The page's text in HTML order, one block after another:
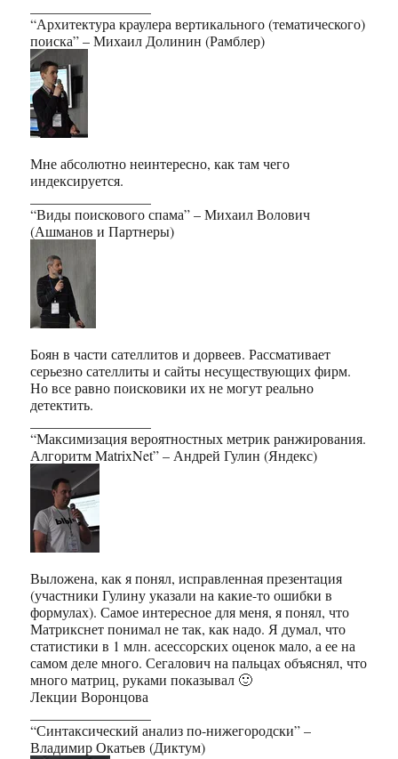
“Архитектура краулера вертикального (тематического)
поиска” – Михаил Долинин (Рамблер)
Мне абсолютно неинтересно, как там чего
индексируется.
“Виды поискового спама” – Михаил Волович
(Ашманов и Партнеры)
Боян в части сателлитов и дорвеев. Рассмативает
серьезно сателлиты и сайты несуществующих фирм.
Но все равно поисковики их не могут реально
детектить.
“Максимизация вероятностных метрик ранжирования.
Алгоритм MatrixNet” – Андрей Гулин (Яндекс)
Выложена, как я понял, исправленная презентация
(участники Гулину указали на какие-то ошибки в
формулах). Самое интересное для меня, я понял, что
Матрикснет понимал не так, как надо. Я думал, что
статистики в 1 млн. асессорских оценок мало, а ее на
самом деле много. Сегалович на пальцах объяснял, что
много матриц, руками показывал 🙂
Лекции Воронцова
“Синтаксический анализ по-нижегородски” –
Владимир Окатьев (Диктум)